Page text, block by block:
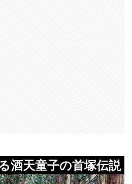
酒天童子の首塚伝説